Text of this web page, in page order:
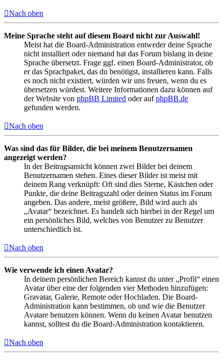
Nach oben
Meine Sprache steht auf diesem Board nicht zur Auswahl!
Meist hat die Board-Administration entweder deine Sprache
nicht installiert oder niemand hat das Forum bislang in deine
Sprache übersetzt. Frage ggf. einen Board-Administrator, ob
er das Sprachpaket, das du benötigst, installieren kann. Falls
es noch nicht existiert, würden wir uns freuen, wenn du es
übersetzen würdest. Weitere Informationen dazu können auf
der Website von phpBB Limited oder aufphpBB.de
gefunden werden.
Nach oben
Was sind das für Bilder, die bei meinem Benutzernamen
angezeigt werden?
In der Beitragsansicht können zwei Bilder bei deinem
Benutzernamen stehen. Eines dieser Bilder ist meist mit
deinem Rang verknüpft: Oft sind dies Sterne, Kästchen oder
Punkte, die deine Beitragszahl oder deinen Status im Forum
angeben. Das andere, meist größere, Bild wird auch als
„Avatar“ bezeichnet. Es handelt sich hierbei in der Regel um
ein persönliches Bild, welches von Benutzer zu Benutzer
unterschiedlich ist.
Nach oben
Wie verwende ich einen Avatar?
In deinem persönlichen Bereich kannst du unter „Profil“ einen
Avatar über eine der folgenden vier Methoden hinzufügen:
Gravatar, Galerie, Remote oder Hochladen. Die Board-
Administration kann bestimmen, ob und wie die Benutzer
Avatare benutzen können. Wenn du keinen Avatar benutzen
kannst, solltest du die Board-Administration kontaktieren.
Nach oben